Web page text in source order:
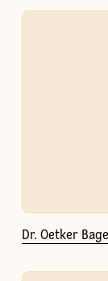
Dr. Oetker